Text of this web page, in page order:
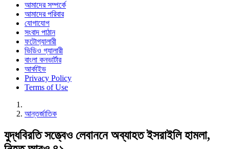
আমাদের সম্পর্কে
আমাদের পরিবার
যোগাযোগ
সংবাদ পাঠান
ফটোগ্যালারী
ভিডিও গ্যালারী
বাংলা কনভার্টার
আর্কাইভ
Privacy Policy
Terms of Use
আন্তর্জাতিক
যুদ্ধবিরতি সত্ত্বেও লেবাননে অব্যাহত ইসরাইলি হামলা,